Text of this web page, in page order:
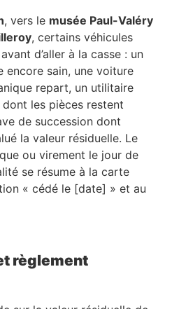
, vers le musée Paul-Valéry
, certains véhicules
d’aller à la casse : un
sain, une voiture
repart, un utilitaire
les pièces restent
de succession dont
la valeur résiduelle. Le
ou virement le jour de
se résume à la carte
« cédé le [date] » et au
règlement